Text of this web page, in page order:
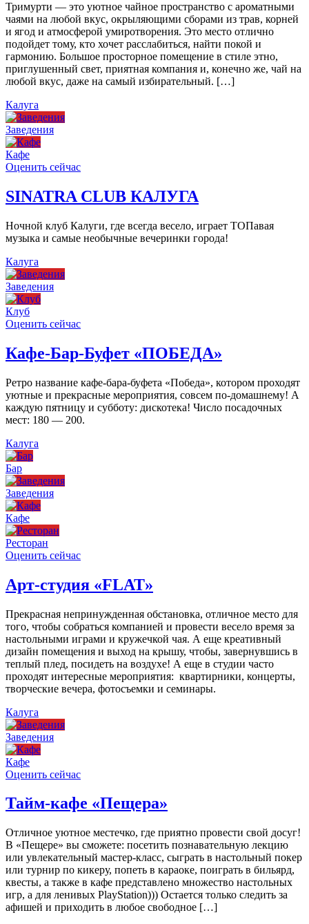
Тримурти — это уютное чайное пространство с ароматными
чаями на любой вкус, окрыляющими сборами из трав, корней
и ягод и атмосферой умиротворения. Это место отлично
подойдет тому, кто хочет расслабиться, найти покой и
гармонию. Большое просторное помещение в стиле этно,
приглушенный свет, приятная компания и, конечно же, чай на
любой вкус, даже на самый избирательный. […]
Калуга
Заведения
Кафе
Оценить сейчас
SINATRA CLUB КАЛУГА
Ночной клуб Калуги, где всегда весело, играет ТОПавая
музыка и самые необычные вечеринки города!
Калуга
Заведения
Клуб
Оценить сейчас
Кафе-Бар-Буфет «ПОБЕДА»
Ретро название кафе-бара-буфета «Победа», котором проходят
уютные и прекрасные мероприятия, совсем по-домашнему! А
каждую пятницу и субботу: дискотека! Число посадочных
мест: 180 — 200.
Калуга
Бар
Заведения
Кафе
Ресторан
Оценить сейчас
Арт-студия «FLAT»
Прекрасная непринужденная обстановка, отличное место для
того, чтобы собраться компанией и провести весело время за
настольными играми и кружечкой чая. А еще креативный
дизайн помещения и выход на крышу, чтобы, завернувшись в
теплый плед, посидеть на воздухе! А еще в студии часто
проходят интересные мероприятия: квартирники, концерты,
творческие вечера, фотосъемки и семинары.
Калуга
Заведения
Кафе
Оценить сейчас
Тайм-кафе «Пещера»
Отличное уютное местечко, где приятно провести свой досуг!
В «Пещере» вы сможете: посетить познавательную лекцию
или увлекательный мастер-класс, сыграть в настольный покер
или турнир по кикеру, попеть в караоке, поиграть в бильярд,
квесты, а также в кафе представлено множество настольных
игр, а для ленивых PlayStation))) Остается только следить за
афишей и приходить в любое свободное […]